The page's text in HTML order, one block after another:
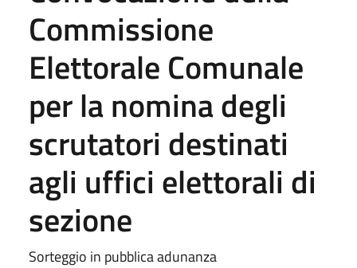
Commissione
Elettorale Comunale
per la nomina degli
scrutatori destinati
agli uffici elettorali di
sezione
Sorteggio in pubblica adunanza